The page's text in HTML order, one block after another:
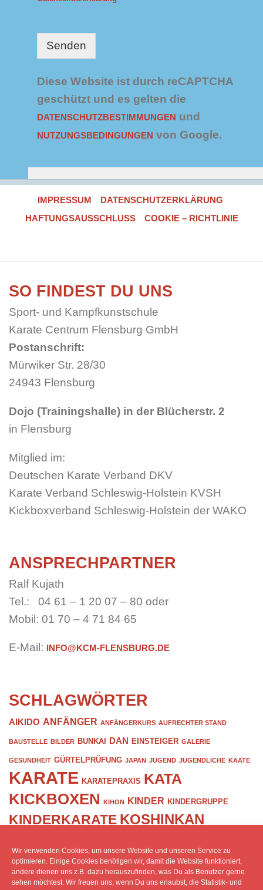
Wir verwenden Cookies, um unsere Website und unseren Service zu
optimieren. Einige Cookies benötigen wir, damit die Website funktioniert,
andere dienen uns z.B. dazu herauszufinden, was Du als Benutzer gerne
sehen möchtest. Wir freuen uns, wenn Du uns erlaubst, die Statistik- und
h
*
Senden
Diese Website ist durch reCAPTCHA
geschützt und es gelten die
DATENSCHUTZBESTIMMUNGEN und
NUTZUNGSBEDINGUNGEN von Google.
IMPRESSUM
DATENSCHUTZERKLÄRUNG
HAFTUNGSAUSSCHLUSS
COOKIE – RICHTLINIE
SO FINDEST DU UNS
Sport- und Kampfkunstschule
Karate Centrum Flensburg GmbH
Postanschrift:
Mürwiker Str. 28/30
24943 Flensburg
Dojo (Trainingshalle) in der Blücherstr. 2
in Flensburg
Mitglied im:
Deutschen Karate Verband DKV
Karate Verband Schleswig-Holstein KVSH
Kickboxverband Schleswig-Holstein der WAKO
ANSPRECHPARTNER
Ralf Kujath
Tel.: 04 61 – 1 20 07 – 80 oder
Mobil: 01 70 – 4 71 84 65
E-Mail: INFO@KCM-FLENSBURG.DE
SCHLAGWÖRTER
AIKIDO ANFÄNGER ANFÄNGERKURS AUFRECHTER STAND
BAUSTELLE BILDER BUNKAI DAN EINSTEIGER GALERIE
GESUNDHEIT GÜRTELPRÜFUNG JAPAN JUGEND JUGENDLICHE KAATE
KARATE KARATEPRAXIS KATA
KICKBOXEN KIHON KINDER KINDERGRUPPE
KINDERKARATE KOSHINKAN
LIVE ONLINE OPEN-DOJO POINT-FIGHTING PRÜFUNG
SCHULSPORT SCHWARZGURT SCHÜLER